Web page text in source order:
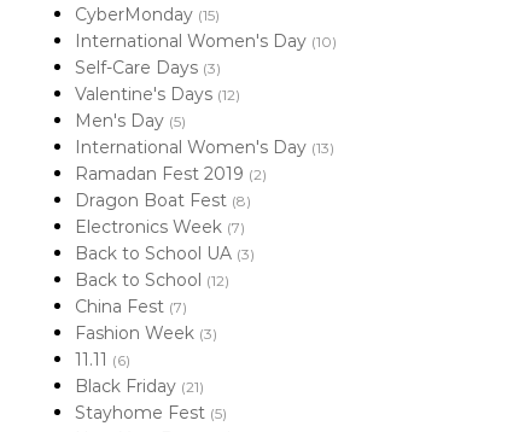
CyberMonday (15)
International Women's Day (10)
Self-Care Days (3)
Valentine's Days (12)
Men's Day (5)
International Women's Day (13)
Ramadan Fest 2019 (2)
Dragon Boat Fest (8)
Electronics Week (7)
Back to School UA (3)
Back to School (12)
China Fest (7)
Fashion Week (3)
11.11 (6)
Black Friday (21)
Stayhome Fest (5)